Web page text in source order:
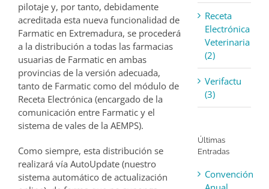
pilotaje y, por tanto, debidamente
acreditada esta nueva funcionalidad de
Farmatic en Extremadura, se procederá
a la distribución a todas las farmacias
usuarias de Farmatic en ambas
provincias de la versión adecuada,
tanto de Farmatic como del módulo de
Receta Electrónica (encargado de la
comunicación entre Farmatic y el
sistema de vales de la AEMPS).
Como siempre, esta distribución se
realizará vía AutoUpdate (nuestro
sistema automático de actualización
Receta
Electrónica
Veterinaria
(2)
Verifactu
(3)
Últimas
Entradas
Convención